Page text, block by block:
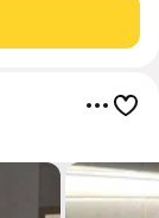
квартиры: 21,3